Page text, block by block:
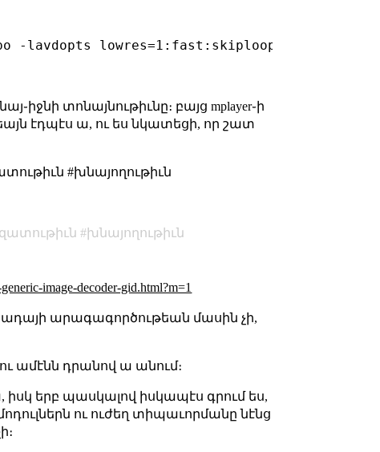
տոնայնութիւնը։ բայց mplayer֊ի
էդպէս ա, ու ես նկատեցի, որ շատ
#խնայողութիւն
խնայողութիւն
image-decoder-gid.html?m=1
արագագործութեան մասին չի,
ամէնն դրանով ա անում։
իսկ երբ պասկալով իսկապէս գրում ես,
ու ուժեղ տիպաւորմանը նէնց